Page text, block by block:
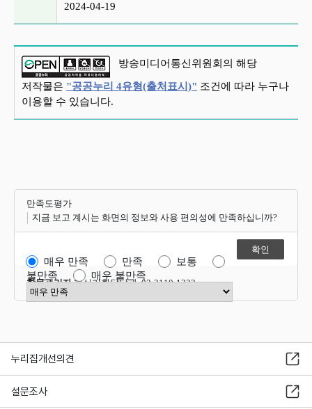
2024-04-19
방송미디어통신위원회의 해당
저작물은 "공공누리 4유형(출처표시)" 조건에 따라 누구나
이용할 수 있습니다.
만족도평가
지금 보고 계시는 화면의 정보와 사용 편의성에 만족하십니까?
매우 만족 만족
보통
불만족
매우 불만족
만족도 점수 선택
항목관리자혁신기획담당관 02-2110-1323
누리집개선의견
설문조사